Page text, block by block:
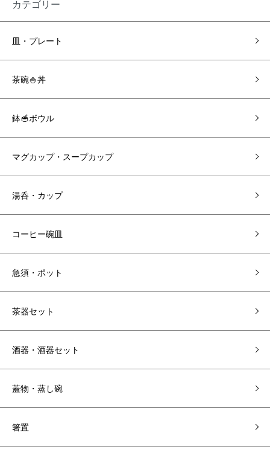
カテゴリー
皿・プレート
茶碗🍚丼
鉢🥣ボウル
マグカップ・スープカップ
湯呑・カップ
コーヒー碗皿
急須・ポット
茶器セット
酒器・酒器セット
蓋物・蒸し碗
箸置